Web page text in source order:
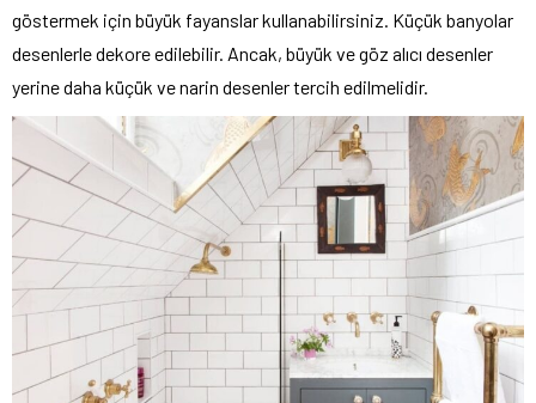
göstermek için büyük fayanslar kullanabilirsiniz. Küçük banyolar
desenlerle dekore edilebilir. Ancak, büyük ve göz alıcı desenler
yerine daha küçük ve narin desenler tercih edilmelidir.